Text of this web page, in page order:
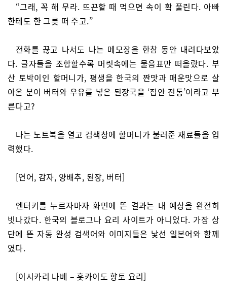
“그래, 꼭 해 무라. 뜨끈할 때 먹으면 속이 확 풀린다. 아빠
한테도 한 그릇 떠 주고.”
전화를 끊고 나서도 나는 메모장을 한참 동안 내려다보았
다. 글자들을 조합할수록 머릿속에는 물음표만 떠올랐다. 부
산 토박이인 할머니가, 평생을 한국의 짠맛과 매운맛으로 살
아온 분이 버터와 우유를 넣은 된장국을 ‘집안 전통’이라고 부
른다고?
나는 노트북을 열고 검색창에 할머니가 불러준 재료들을 입
력했다.
[연어, 감자, 양배추, 된장, 버터]
엔터키를 누르자마자 화면에 뜬 결과는 내 예상을 완전히
빗나갔다. 한국의 블로그나 요리 사이트가 아니었다. 가장 상
단에 뜬 자동 완성 검색어와 이미지들은 낯선 일본어와 함께
였다.
[이시카리 나베 – 홋카이도 향토 요리]